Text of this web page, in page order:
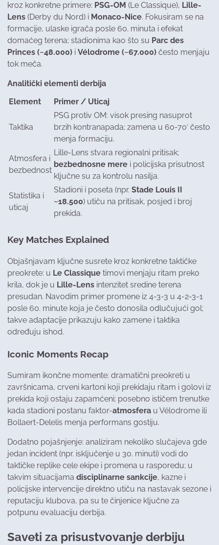
kroz konkretne primere: PSG-OM (Le Classique), Lille-
Lens (Derby du Nord) i Monaco-Nice. Fokusiram se na
formacije, ulaske igrača posle 60. minuta i efekat
domaćeg terena; stadionima kao što su Parc des
Princes (~48.000) i Vélodrome (~67.000) često menjaju
tok meča.
Analitički elementi derbija
Element
Primer / Uticaj
Taktika
PSG protiv OM: visok presing nasuprot
brzih kontranapada; zamena u 60-70′ često
menja formaciju.
Atmosfera i
bezbednost
Lille-Lens stvara regionalni pritisak;
bezbednosne mere i policijska prisutnost
ključne su za kontrolu nasilja.
Statistika i
uticaj
Stadioni i poseta (npr. Stade Louis II
~18.500) utiču na pritisak, posjed i broj
prekida.
Key Matches Explained
Objašnjavam ključne susrete kroz konkretne taktičke
preokrete: u Le Classique timovi menjaju ritam preko
krila, dok je u Lille-Lens intenzitet sredine terena
presudan. Navodim primer promene iz 4-3-3 u 4-2-3-1
posle 60. minute koja je često donosila odlučujući gol;
takve adaptacije prikazuju kako zamene i taktika
određuju ishod.
Iconic Moments Recap
Sumiram ikončne momente: dramatični preokreti u
završnicama, crveni kartoni koji prekidaju ritam i golovi iz
prekida koji ostaju zapamćeni; posebno ističem trenutke
kada stadioni postanu faktor-atmosfera u Vélodrome ili
Bollaert-Delelis menja performans gostiju.
Dodatno pojašnjenje: analiziram nekoliko slučajeva gde
jedan incident (npr. isključenje u 30. minuti) vodi do
taktičke replike cele ekipe i promena u rasporedu; u
takvim situacijama disciplinarne sankcije, kazne i
policijske intervencije direktno utiču na nastavak sezone i
reputaciju klubova, pa su te činjenice ključne za
potpunu evaluaciju derbija.
Saveti za prisustvovanje derbiju